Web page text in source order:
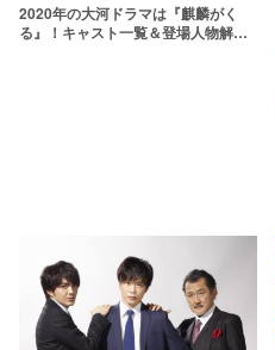
2020年の大河ドラマは『麒麟がく
る』！キャスト一覧＆登場人物解説